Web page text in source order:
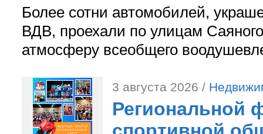
Более сотни автомобилей,
ВДВ, проехали по улицам
атмосферу всеобщего
3 августа 2026 /
Региональной